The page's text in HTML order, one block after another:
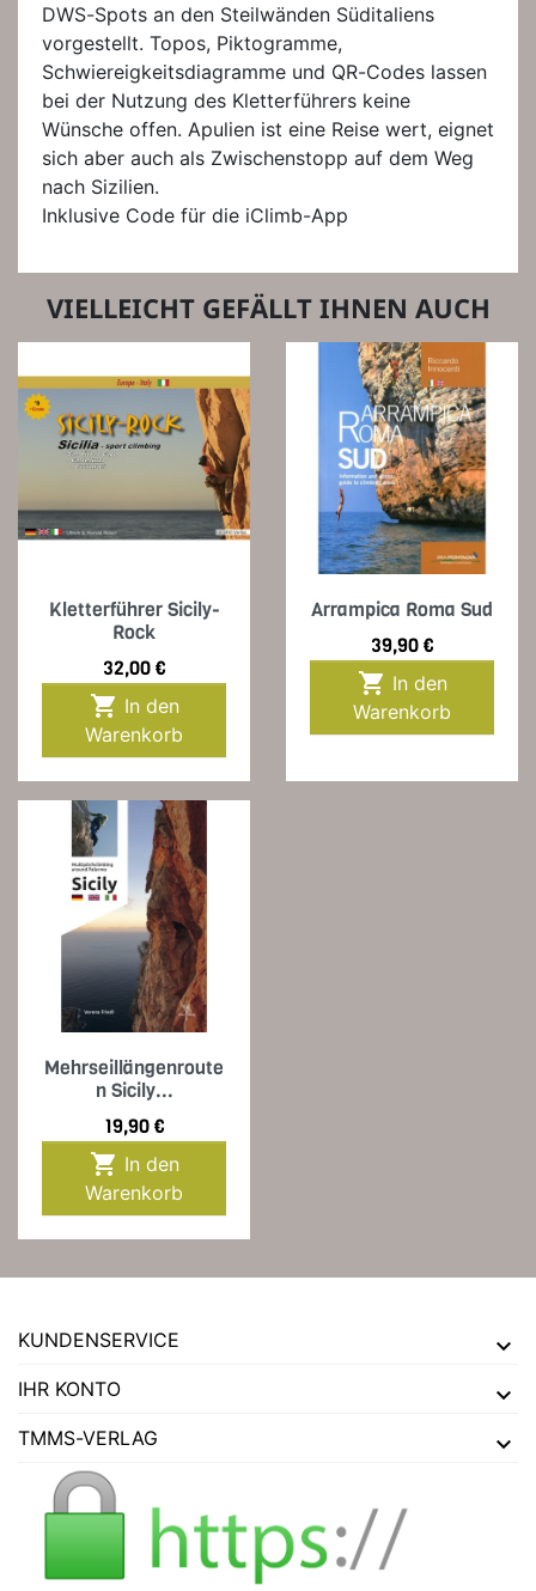
DWS-Spots an den Steilwänden Süditaliens
vorgestellt. Topos, Piktogramme,
Schwiereigkeitsdiagramme und QR-Codes lassen
bei der Nutzung des Kletterführers keine
Wünsche offen. Apulien ist eine Reise wert, eignet
sich aber auch als Zwischenstopp auf dem Weg
nach Sizilien.
Inklusive Code für die iClimb-App
VIELLEICHT GEFÄLLT IHNEN AUCH
Kletterführer Sicily-
Rock
Preis
32,00 €

Warenkorb
Arrampica Roma Sud
Preis
39,90 €

Warenkorb
Mehrseillängenroute
n Sicily...
Preis
19,90 €

Warenkorb
KUNDENSERVICE
IHR KONTO
TMMS-VERLAG